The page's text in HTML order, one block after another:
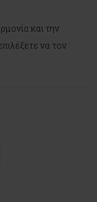
και την
να τον